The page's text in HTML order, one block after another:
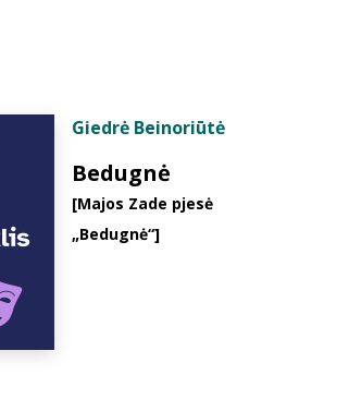
Giedrė Beinoriūtė
Bedugnė
[Majos Zade pjesė
„Bedugnė“]